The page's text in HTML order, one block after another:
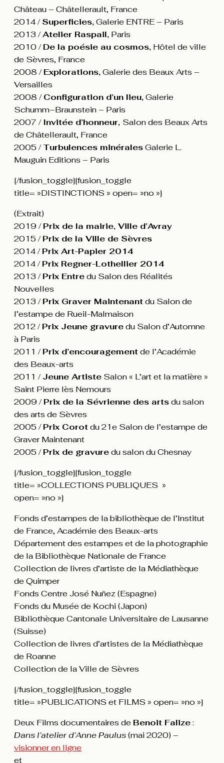
Château – Châtellerault, France
2014 /Superficies,Galerie ENTRE – Paris
2013 /Atelier Raspail, Paris
2010 /De la poésie au cosmos, Hôtel de ville
de Sèvres, France
2008 /Explorations,Galerie des Beaux Arts –
Versailles
2008 /Configuration d’un lieu,Galerie
Schumm–Braunstein – Paris
2007 / Invitée d’honneur, Salon des Beaux Arts
de Châtellerault, France
2005 /Turbulences minéralesGalerie L.
Mauguin Editions – Paris
[/fusion_toggle][fusion_toggle
title= »DISTINCTIONS » open= »no »]
(Extrait)
2019 /Prix de la mairie, Ville d’Avray
2015 /Prix de la Ville de Sèvres
2014 /Prix Art-Papier 2014
2014 /Prix Regner-Lothellier 2014
2013 /Prix Entredu Salon des Réalités
Nouvelles
2013 /Prix Graver Maintenantdu Salon de
l’estampe de Rueil-Malmaison
2012 /Prix Jeune gravuredu Salon d’Automne
à Paris
2011 /Prix d’encouragementde l’Académie
des Beaux-arts
2011 /Jeune Artiste Salon « L’art et la matière »
Saint Pierre lès Nemours
2009 /Prix de la Sévrienne des artsdu salon
des arts de Sèvres
2005 /Prix Corotdu 21e Salon de l’estampe de
Graver Maintenant
2005 /Prix de gravuredu salon du Chesnay
[/fusion_toggle][fusion_toggle
title= »COLLECTIONS PUBLIQUES »
open= »no »]
Fonds d’estampes de la bibliothèque de l’Institut
de France, Académie des Beaux-arts
Département des estampes et de la photographie
de la Bibliothèque Nationale de France
Collection de livres d’artiste de la Médiathèque
de Quimper
Fonds Centre José Nuñez (Espagne)
Fonds du Musée de Kochi (Japon)
Bibliothèque Cantonale Universitaire de Lausanne
(Suisse)
Collection de livres d’artistes de la Médiathèque
de Roanne
Collection de la Ville de Sèvres
[/fusion_toggle][fusion_toggle
title= »PUBLICATIONS et FILMS » open= »no »]
Deux Films documentaires de Benoit Falize:
Dans l’atelier d’Anne Paulus(mai 2020) –
visionner en ligne
et